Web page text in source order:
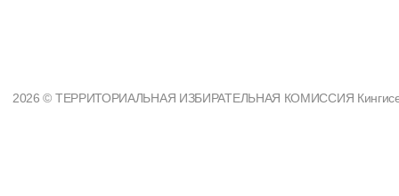
2026 © ТЕРРИТОРИАЛЬНАЯ ИЗБИРАТЕЛЬНАЯ КОМИССИЯ